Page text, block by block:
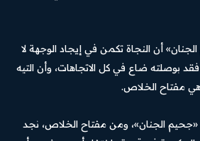
أن النجاة تكمن في إيجاد الوجهة لا
بوصلته ضاع في كل الاتجاهات، وأن التيه
مفتاح الخلاص.
«جحيم الجنان»، ومن مفتاح الخلاص، نجد